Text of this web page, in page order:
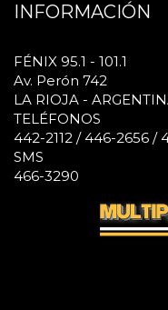
INFORMACIÓN
FÉNIX 95.1 - 101.1
Av. Perón 742
LA RIOJA -
TELÉFONOS
442-2112 / 446-2656 /
SMS
466-3290